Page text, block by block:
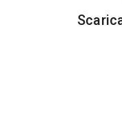
una nuova proroga,
recuperare
2026 accoglie tale